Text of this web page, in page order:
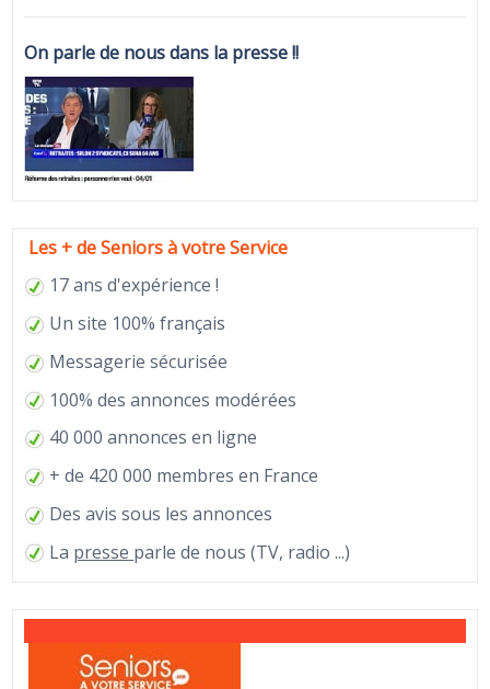
On parle de nous dans la presse !!
Les + de Seniors à votre Service
17 ans d'expérience !
Un site 100% français
Messagerie sécurisée
100% des annonces modérées
40 000 annonces en ligne
+ de 420 000 membres en France
Des avis sous les annonces
La presse parle de nous (TV, radio ...)